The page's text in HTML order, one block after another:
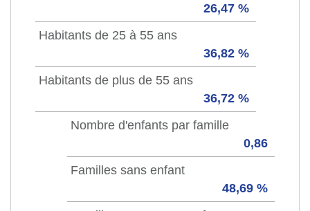
26,47 %
Habitants de 25 à 55 ans
36,82 %
Habitants de plus de 55 ans
36,72 %
Nombre d'enfants par famille
0,86
Familles sans enfant
48,69 %